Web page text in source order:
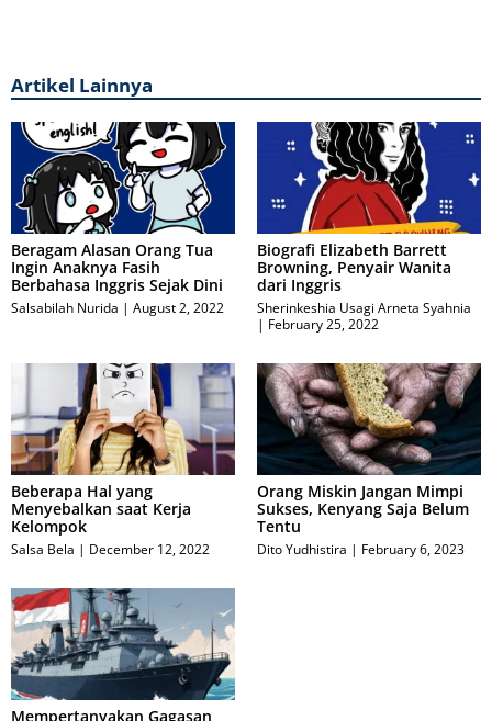
Artikel Lainnya
Beragam Alasan Orang Tua
Ingin Anaknya Fasih
Berbahasa Inggris Sejak Dini
Salsabilah Nurida August 2, 2022
Biografi Elizabeth Barrett
Browning, Penyair Wanita
dari Inggris
Sherinkeshia Usagi Arneta Syahnia
February 25, 2022
Beberapa Hal yang
Menyebalkan saat Kerja
Kelompok
Salsa Bela December 12, 2022
Orang Miskin Jangan Mimpi
Sukses, Kenyang Saja Belum
Tentu
Dito Yudhistira February 6, 2023
Mempertanyakan Gagasan